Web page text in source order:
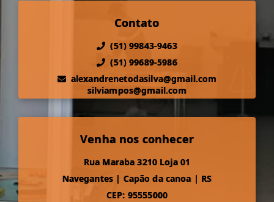
Contato
(51) 99843-9463
(51) 99689-5986
alexandrenetodasilva@gmail.com
silviampos@gmail.com
Venha nos conhecer
Rua Maraba 3210 Loja 01
Navegantes | Capão da canoa | RS
CEP: 95555000